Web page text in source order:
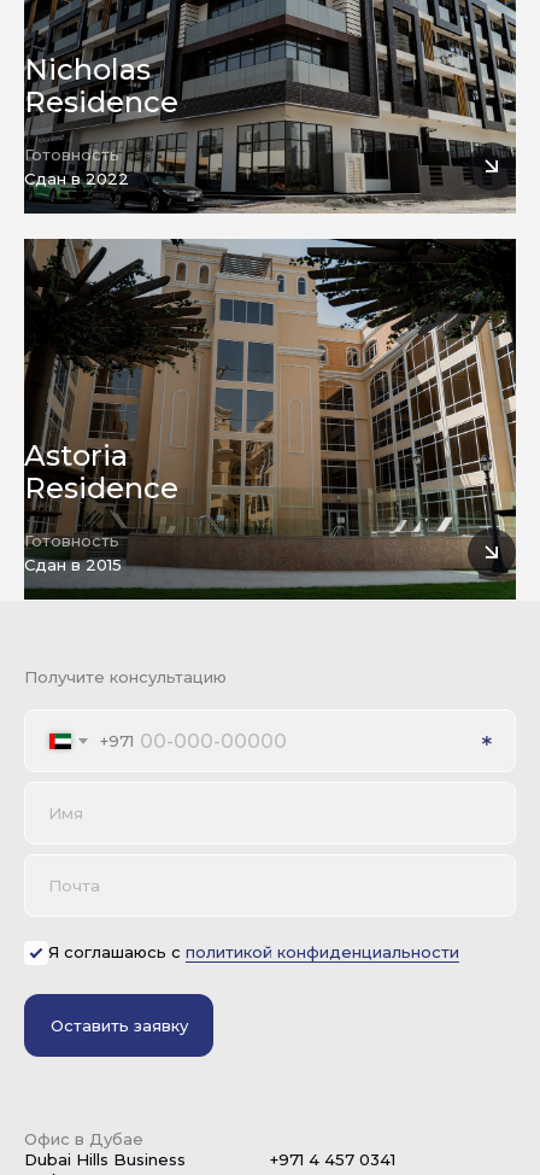
Nicholas
Residence
Готовность
Сдан в 2022
Astoria
Residence
Готовность
Сдан в 2015
Строительство
Dubai Hills Business
Офис в Дубае
+971 4 457 0341
+971
Имя
Почта
Я соглашаюсь с политикой конфиденциальности
Оставить заявку
Получите консультацию